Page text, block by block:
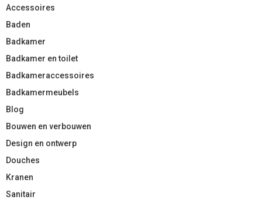
Accessoires
Baden
Badkamer
Badkamer en toilet
Badkameraccessoires
Badkamermeubels
Blog
Bouwen en verbouwen
Design en ontwerp
Douches
Kranen
Sanitair